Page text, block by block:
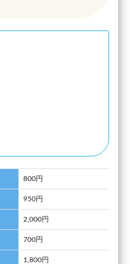
800円
950円
2,000円
700円
1,800円